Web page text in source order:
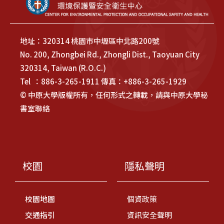
地址：320314 桃園市中壢區中北路200號
No. 200, Zhongbei Rd., Zhongli Dist., Taoyuan City
320314, Taiwan (R.O.C.)
Tel ：886-3-265-1911 傳真：+886-3-265-1929
© 中原大學版權所有，任何形式之轉載，請與中原大學秘
書室聯絡
校園
校園地圖
交通指引
隱私聲明
個資政策
資訊安全聲明